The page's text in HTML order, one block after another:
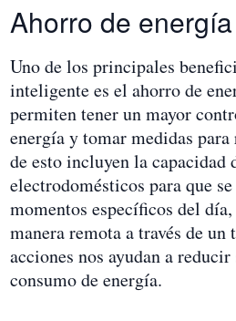
Ahorro de energía
Uno de los principales
inteligente es el ahorro de
permiten tener un mayor
energía y tomar medidas
de esto incluyen la capacidad
electrodomésticos para que
momentos específicos del
manera remota a través de
acciones nos ayudan a
consumo de energía.